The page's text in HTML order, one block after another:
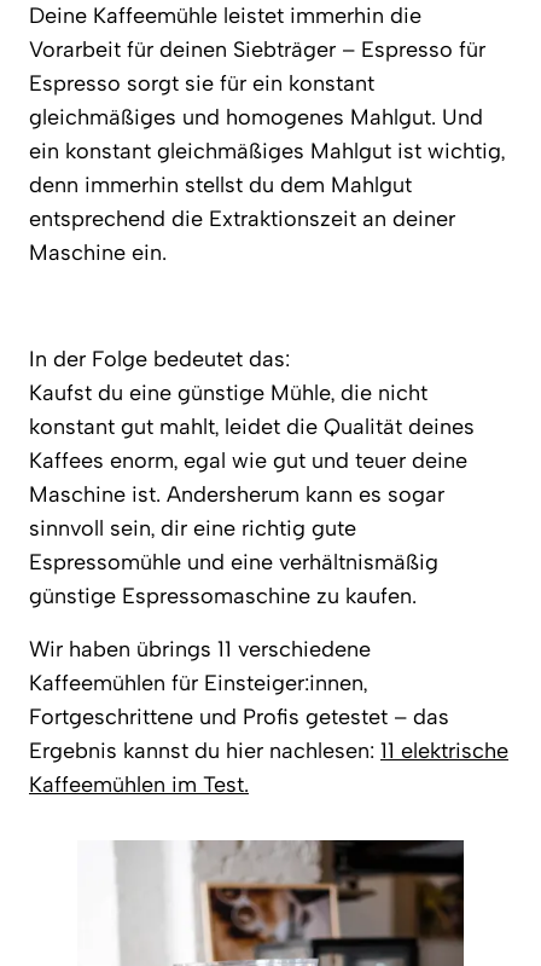
Deine Kaffeemühle leistet immerhin die
Vorarbeit für deinen Siebträger – Espresso für
Espresso sorgt sie für ein konstant
gleichmäßiges und homogenes Mahlgut. Und
ein konstant gleichmäßiges Mahlgut ist wichtig,
denn immerhin stellst du dem Mahlgut
entsprechend die Extraktionszeit an deiner
Maschine ein.
In der Folge bedeutet das:
Kaufst du eine günstige Mühle, die nicht
konstant gut mahlt, leidet die Qualität deines
Kaffees enorm, egal wie gut und teuer deine
Maschine ist. Andersherum kann es sogar
sinnvoll sein, dir eine richtig gute
Espressomühle und eine verhältnismäßig
günstige Espressomaschine zu kaufen.
Wir haben übrings 11 verschiedene
Kaffeemühlen für Einsteiger:innen,
Fortgeschrittene und Profis getestet – das
Ergebnis kannst du hier nachlesen: 11 elektrische
Kaffeemühlen im Test.